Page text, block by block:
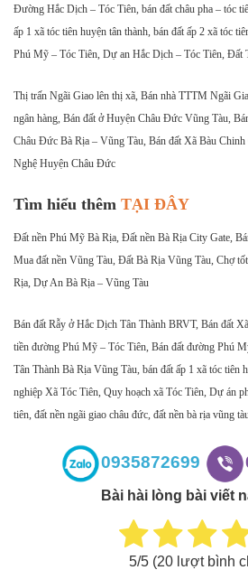
Đường Hắc Dịch – Tóc Tiên, bán đất châu pha – tóc
ấp 1 xã tóc tiên huyện tân thành, bán đất ấp 2 xã tóc
Phú Mỹ – Tóc Tiên, Dự an Hắc Dịch – Tóc Tiên, Đất
Thị trấn Ngãi Giao lên thị xã, Bán nhà TTTM Ngãi
ngân hàng, Bán đất ở Huyện Châu Đức Vũng Tàu,
Châu Đức Bà Rịa – Vũng Tàu, Bán đất Xã Bàu
Nghệ Huyện Châu Đức
Tìm hiểu thêm TẠI ĐÂY
Đất nền Phú Mỹ Bà Rịa, Đất nền Bà Rịa City Gate,
Mua đất nền Vũng Tàu, Đất Bà Rịa Vũng Tàu, Chợ
Rịa, Dự An Bà Rịa – Vũng Tàu
Bán đất Rẫy ở Hắc Dịch Tân Thành BRVT, Bán đất
tiền đường Phú Mỹ – Tóc Tiên, Bán đất đường Phú
Tân Thành Bà Rịa Vũng Tàu, bán đất ấp 1 xã tóc tiên
nghiệp Xã Tóc Tiên, Quy hoạch xã Tóc Tiên, Dự án
tiên, đất nền ngãi giao châu đức, đất nền bà rịa vũng
0935872699
Bài hài lòng bài viết
5/5 (20 lượt bình